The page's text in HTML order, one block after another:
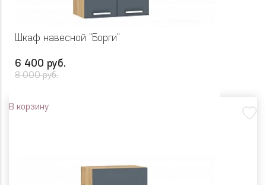
Шкаф навесной "Борги"
6 400 руб.
8 000 руб.
В корзину